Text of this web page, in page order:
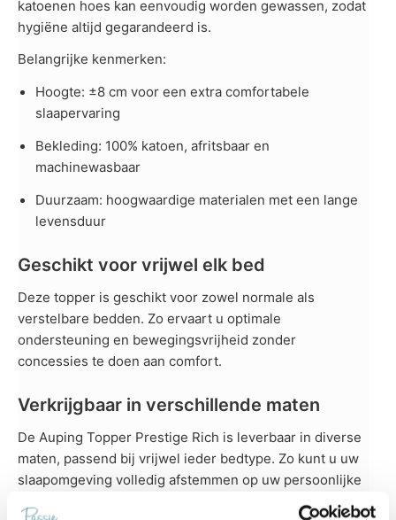
katoenen hoes kan eenvoudig worden gewassen, zodat
hygiëne altijd gegarandeerd is.
Belangrijke kenmerken:
Hoogte: ±8 cm voor een extra comfortabele
slaapervaring
Bekleding: 100% katoen, afritsbaar en
machinewasbaar
Duurzaam: hoogwaardige materialen met een lange
levensduur
Geschikt voor vrijwel elk bed
Deze topper is geschikt voor zowel normale als
verstelbare bedden. Zo ervaart u optimale
ondersteuning en bewegingsvrijheid zonder
concessies te doen aan comfort.
Verkrijgbaar in verschillende maten
De Auping Topper Prestige Rich is leverbaar in diverse
maten, passend bij vrijwel ieder bedtype. Zo kunt u uw
slaapomgeving volledig afstemmen op uw persoonlijke